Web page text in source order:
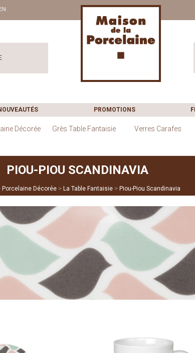
PROMOTIONS
Décorée Grès Table Fantaisie Verres Carafes
PIOU-PIOU SCANDINAVIA
Porcelaine Décorée > La Table Fantaisie > Piou-Piou Scandinavia